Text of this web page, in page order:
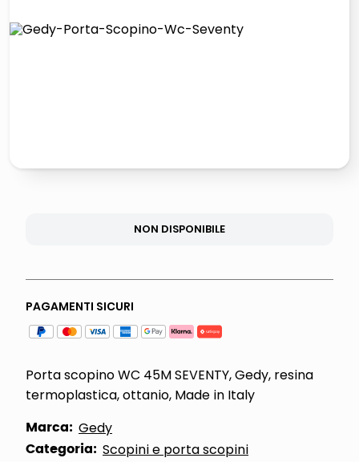
elenco telefonico
NON DISPONIBILE
PAGAMENTI SICURI
Porta scopino WC 45M SEVENTY, Gedy, resina
termoplastica, ottanio, Made in Italy
Marca: Gedy
Categoria: Scopini e porta scopini